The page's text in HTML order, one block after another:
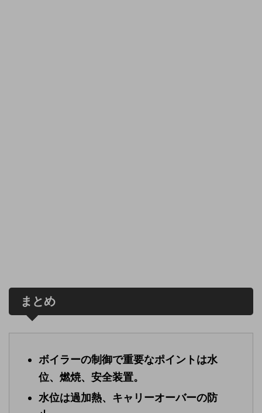
まとめ
ボイラーの制御で重要なポイントは水
位、燃焼、安全装置。
水位は過加熱、キャリーオーバーの防